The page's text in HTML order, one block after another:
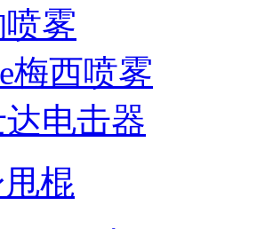
雾
梅西喷雾
电击器
棍